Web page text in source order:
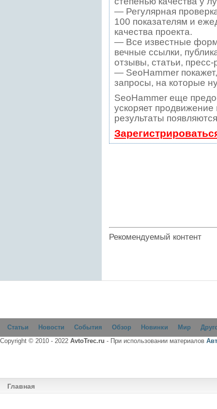
— Регулярная
100 показателям и
качества проекта.
— Все известные
вечные ссылки,
отзывы, статьи,
— SeoHammer
запросы, на которые
SeoHammer еще
ускоряет
результаты
Рекомендуемый контент
Статьи Новости События Обзор Новинки Мир
Copyright © 2010 - 2022 AvtoTrec.ru - При использовании материалов
Главная